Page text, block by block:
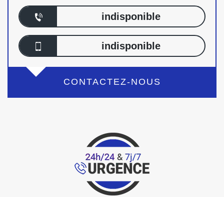
indisponible
indisponible
CONTACTEZ-NOUS